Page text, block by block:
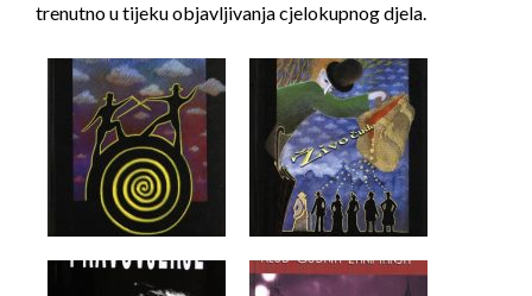
trenutno u tijeku objavljivanja cjelokupnog djela.